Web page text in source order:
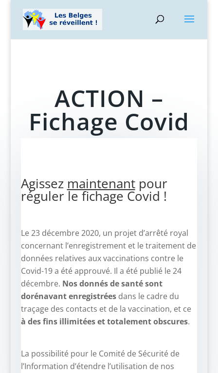
ACTION –
Fichage Covid
Agissez maintenantpour
réguler le fichage Covid !
Le 23 décembre 2020, un projet d’arrêté royal
concernant l’enregistrement et le traitement de
données relatives aux vaccinations contre le
Covid-19 a été approuvé. Il a été publié le 24
décembre. Nos donnés de santé sont
dorénavant enregistréesdans le cadre du
traçage des contacts et de la vaccination, et ce
à des fins illimitées et totalement obscures.
La possibilité pour le Comité de Sécurité de
l’Information d’étendre l’utilisation de nos